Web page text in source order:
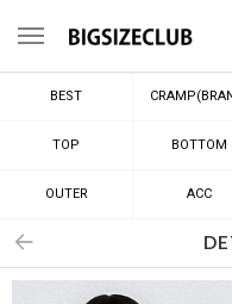
메뉴
BEST
TOP BOTTOM
OUTER ACC